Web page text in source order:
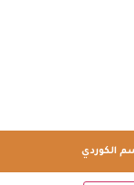
الكوردي